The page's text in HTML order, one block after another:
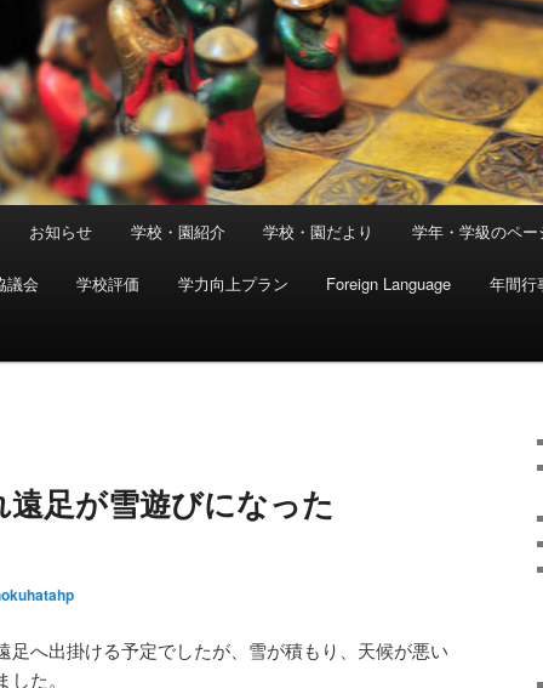
お知らせ 学校・園紹介 学校・園だより 学年・学級のペー
議会 学校評価 学力向上プラン Foreign Language 年間行
足が雪遊びになった
足へ出掛ける予定でしたが、雪が積もり、天候が悪い
た。